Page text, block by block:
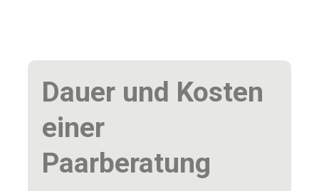
Dauer und Kosten
einer
Paarberatung